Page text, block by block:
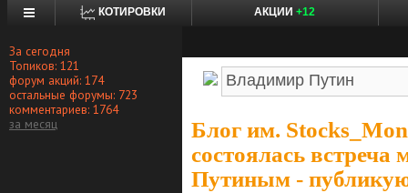
КОТИРОВКИ АКЦИИ +12
За сегодня
Топиков: 121
форум акций: 174
остальные форумы: 723
комментариев: 1764
за месяц
Блог им.
состоялась
Путиным -